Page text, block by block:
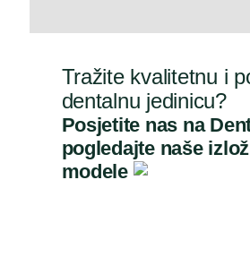
Kontakt
Tražite kvalitetnu i
dentalnu jedinicu?
Posjetite nas na
pogledajte naše
modele